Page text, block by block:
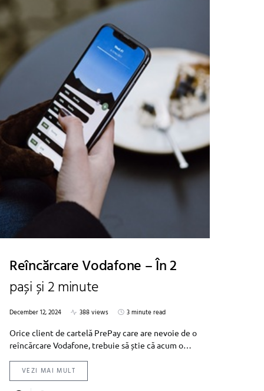
Reîncărcare Vodafone – În 2
pași și 2 minute
December 12, 2024 388 views
3 minute read
Orice client de cartelă PrePay care are nevoie de o
reîncărcare Vodafone, trebuie să știe că acum o…
VEZI MAI MULT